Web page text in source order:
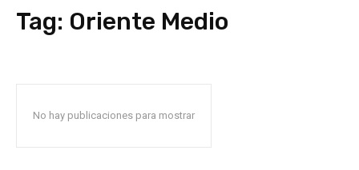
Tag: Oriente Medio
No hay publicaciones para mostrar